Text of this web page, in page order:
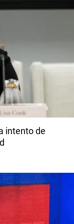
intento de